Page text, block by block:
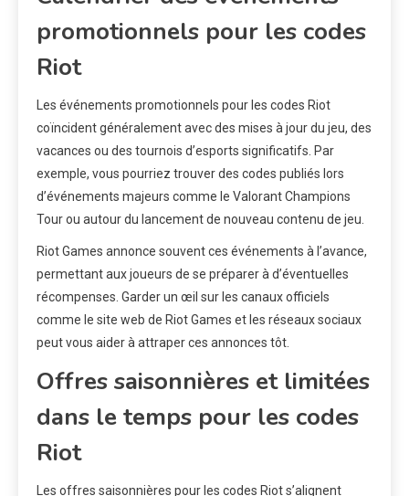
promotionnels pour les codes
Riot
Les événements promotionnels pour les codes Riot
coïncident généralement avec des mises à jour du jeu, des
vacances ou des tournois d’esports significatifs. Par
exemple, vous pourriez trouver des codes publiés lors
d’événements majeurs comme le Valorant Champions
Tour ou autour du lancement de nouveau contenu de jeu.
Riot Games annonce souvent ces événements à l’avance,
permettant aux joueurs de se préparer à d’éventuelles
récompenses. Garder un œil sur les canaux officiels
comme le site web de Riot Games et les réseaux sociaux
peut vous aider à attraper ces annonces tôt.
Offres saisonnières et limitées
dans le temps pour les codes
Riot
Les offres saisonnières pour les codes Riot s’alignent